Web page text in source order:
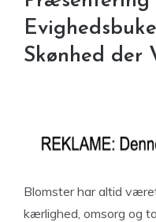
Skønhed der
Blomster har altid
kærlighed, omsorg og